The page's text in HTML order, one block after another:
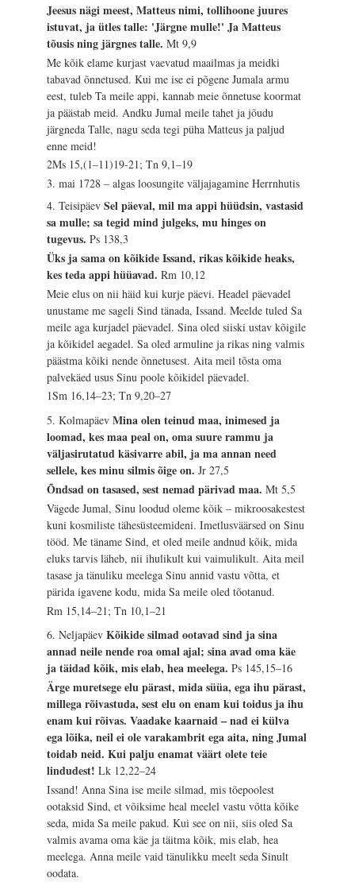
Jeesus nägi meest, Matteus nimi, tollihoone juures
istuvat, ja ütles talle: 'Järgne mulle!' Ja Matteus
tõusis ning järgnes talle.Mt 9,9
Me kõik elame kurjast vaevatud maailmas ja meidki
tabavad õnnetused. Kui me ise ei põgene Jumala armu
eest, tuleb Ta meile appi, kannab meie õnnetuse koormat
ja päästab meid. Andku Jumal meile tahet ja jõudu
järgneda Talle, nagu seda tegi püha Matteus ja paljud
enne meid!
2Ms 15,(1–11)19-21; Tn 9,1–19
3. mai 1728 – algas loosungite väljajagamine Herrnhutis
4. TeisipäevSel päeval, mil ma appi hüüdsin, vastasid
sa mulle; sa tegid mind julgeks, mu hinges on
tugevus.Ps 138,3
Üks ja sama on kõikide Issand, rikas kõikide heaks,
kes teda appi hüüavad.Rm 10,12
Meie elus on nii häid kui kurje päevi. Headel päevadel
unustame me sageli Sind tänada, Issand. Meelde tuled Sa
meile aga kurjadel päevadel. Sina oled siiski ustav kõigile
ja kõikidel aegadel. Sa oled armuline ja rikas ning valmis
päästma kõiki nende õnnetusest. Aita meil tõsta oma
palvekäed usus Sinu poole kõikidel päevadel.
1Sm 16,14–23; Tn 9,20–27
5. KolmapäevMina olen teinud maa, inimesed ja
loomad, kes maa peal on, oma suure rammu ja
väljasirutatud käsivarre abil, ja ma annan need
sellele, kes minu silmis õige on.Jr 27,5
Õndsad on tasased, sest nemad pärivad maa.Mt 5,5
Vägede Jumal, Sinu loodud oleme kõik – mikroosakestest
kuni kosmiliste tähesüsteemideni. Imetlusväärsed on Sinu
tööd. Me täname Sind, et oled meile andnud kõik, mida
eluks tarvis läheb, nii ihulikult kui vaimulikult. Aita meil
tasase ja tänuliku meelega Sinu annid vastu võtta, et
pärida igavene kodu, mida Sa meile oled tõotanud.
Rm 15,14–21; Tn 10,1–21
6. NeljapäevKõikide silmad ootavad sind ja sina
annad neile nende roa omal ajal; sina avad oma käe
ja täidad kõik, mis elab, hea meelega.Ps 145,15–16
Ärge muretsege elu pärast, mida süüa, ega ihu pärast,
millega rõivastuda, sest elu on enam kui toidus ja ihu
enam kui rõivas. Vaadake kaarnaid – nad ei külva
ega lõika, neil ei ole varakambrit ega aita, ning Jumal
toidab neid. Kui palju enamat väärt olete teie
lindudest!Lk 12,22–24
Issand! Anna Sina ise meile silmad, mis tõepoolest
ootaksid Sind, et võiksime heal meelel vastu võtta kõike
seda, mida Sa meile pakud. Kui see on nii, siis oled Sa
valmis avama oma käe ja täitma kõik, mis elab, hea
meelega. Anna meile vaid tänulikku meelt seda Sinult
oodata.